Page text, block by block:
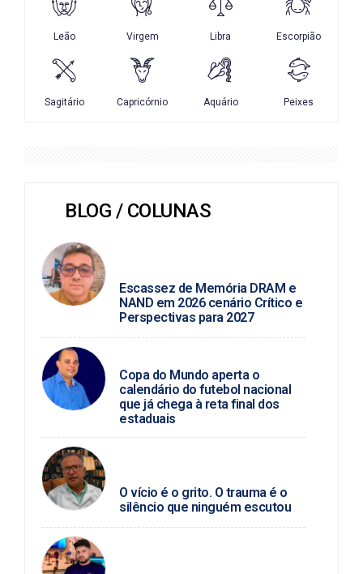
BLOG / COLUNAS
Escassez de Memória DRAM e
NAND em 2026 cenário Crítico e
Perspectivas para 2027
Copa do Mundo aperta o
calendário do futebol nacional
que já chega à reta final dos
estaduais
O vício é o grito. O trauma é o
silêncio que ninguém escutou